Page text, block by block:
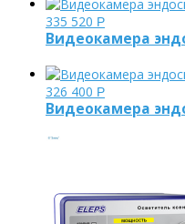
335 520 Р
Видеокамера
326 400 Р
Видеокамера